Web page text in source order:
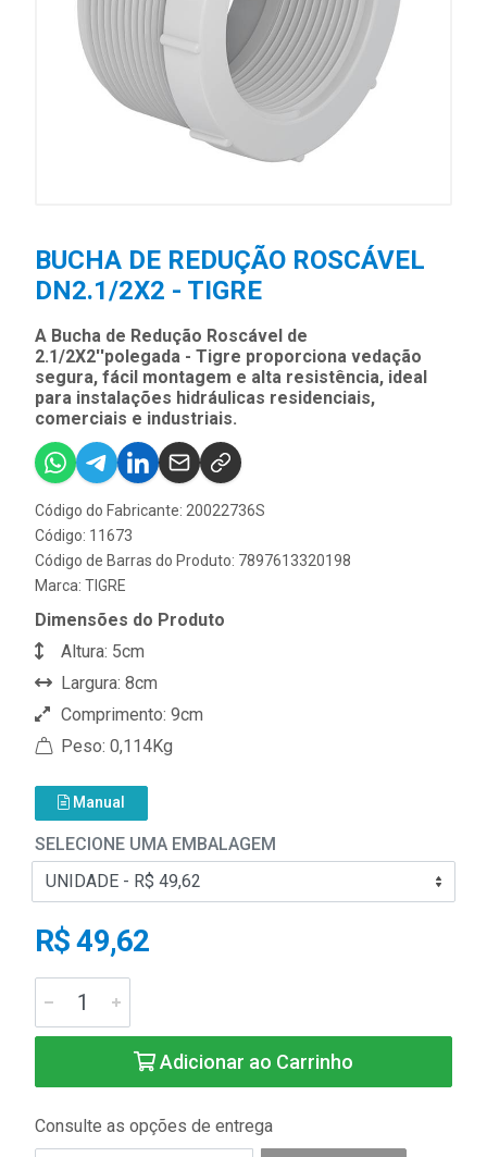
BUCHA DE REDUÇÃO ROSCÁVEL
DN2.1/2X2 - TIGRE
A Bucha de Redução Roscável de
2.1/2X2''polegada - Tigre proporciona vedação
segura, fácil montagem e alta resistência, ideal
para instalações hidráulicas residenciais,
comerciais e industriais.
Código do Fabricante: 20022736S
Código: 11673
Código de Barras do Produto: 7897613320198
Marca: TIGRE
Dimensões do Produto
Altura: 5cm
Largura: 8cm
Comprimento: 9cm
Peso: 0,114Kg
Manual
SELECIONE UMA EMBALAGEM
R$ 49,62
Adicionar ao Carrinho
Consulte as opções de entrega